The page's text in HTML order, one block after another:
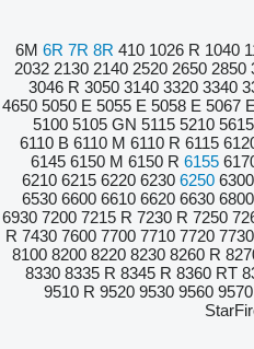
6M 6R 7R 8R 410 1026 R 1040
2032 2130 2140 2520 2650 2850
3046 R 3050 3140 3320 3340
4650 5050 E 5055 E 5058 E 5067 E
5100 5105 GN 5115 5210 5615
6110 B 6110 M 6110 R 6115
6145 6150 M 6150 R 6155
6210 6215 6220 6230 6250 6300
6530 6600 6610 6620 6630 6800
6930 7200 7215 R 7230 R 7250
R 7430 7600 7700 7710 7720 7730
8100 8200 8220 8230 8260 R
8330 8335 R 8345 R 8360 RT
9510 R 9520 9530 9560 9570